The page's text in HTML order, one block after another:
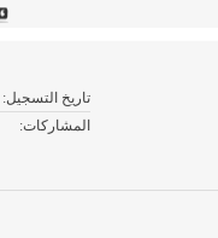
تاريخ التسجيل
المشاركات